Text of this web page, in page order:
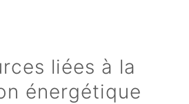
liées à la
énergétique